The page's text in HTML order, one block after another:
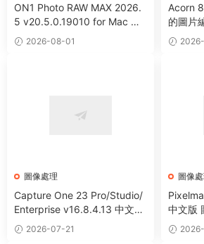
ON1 Photo RAW MAX 2026.
5 v20.5.0.19010 for Mac 中
文版 強大HDR照片創建處理軟
件
2026-08-01
Acorn
的圖片
圖像處理
Capture One 23 Pro/Studio/
Enterprise v16.8.4.13 中文破
解版 RAW文件轉換圖像編輯軟
件
2026-07-21
圖像
中文版